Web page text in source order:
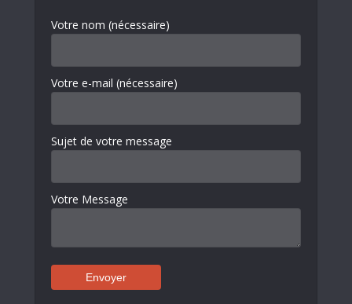
Votre nom (nécessaire)
Votre e-mail (nécessaire)
Sujet de votre message
Votre Message